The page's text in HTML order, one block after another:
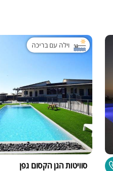
וילה עם בריכה
סוויטות הגן הקסום גפן